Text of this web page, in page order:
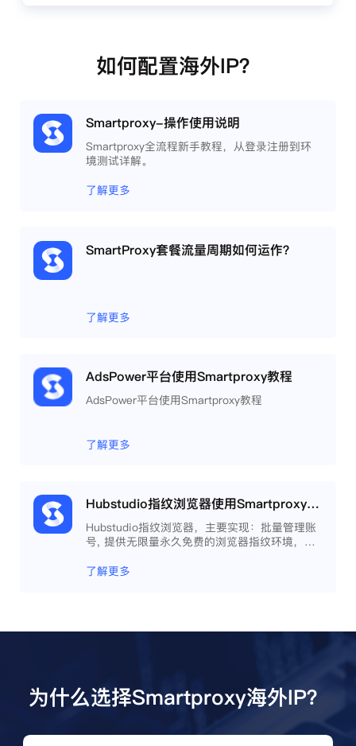
如何配置海外IP？
Smartproxy-操作使用说明
Smartproxy全流程新手教程，从登录注册到环
境测试详解。
了解更多
SmartProxy套餐流量周期如何运作？
了解更多
AdsPower平台使用Smartproxy教程
AdsPower平台使用Smartproxy教程
了解更多
Hubstudio指纹浏览器使用Smartproxy教程
Hubstudio指纹浏览器，主要实现：批量管理账
号, 提供无限量永久免费的浏览器指纹环境，并
工作效率 。
了解更多
为什么选择Smartproxy海外IP？